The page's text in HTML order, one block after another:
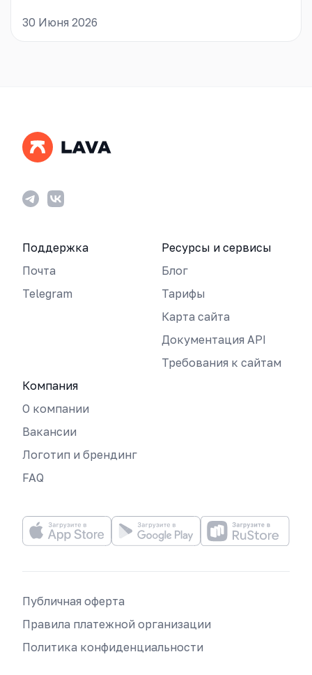
30 Июня 2026
Поддержка
Почта
Telegram
Ресурсы и сервисы
Блог
Тарифы
Карта сайта
Документация API
Требования к сайтам
Компания
О компании
Вакансии
Логотип и брендинг
FAQ
Публичная оферта
Правила платежной организации
Политика конфиденциальности